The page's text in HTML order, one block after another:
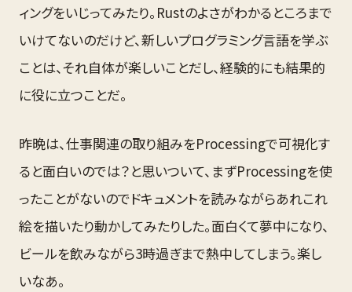
ィングをいじってみたり。Rustのよさがわかるところまで
いけてないのだけど、新しいプログラミング言語を学ぶ
ことは、それ自体が楽しいことだし、経験的にも結果的
に役に立つことだ。
昨晩は、仕事関連の取り組みをProcessingで可視化す
ると面白いのでは？と思いついて、まずProcessingを使
ったことがないのでドキュメントを読みながらあれこれ
絵を描いたり動かしてみたりした。面白くて夢中になり、
ビールを飲みながら3時過ぎまで熱中してしまう。楽し
いなあ。